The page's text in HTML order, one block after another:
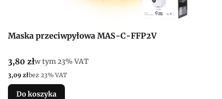
Maska przeciwpyłowa MAS-C-FFP2V
Cena brutto
3,80 złw tym %s VAT
w tym23% VAT
Cena netto
3,09 złbez 23% VAT
Do koszyka